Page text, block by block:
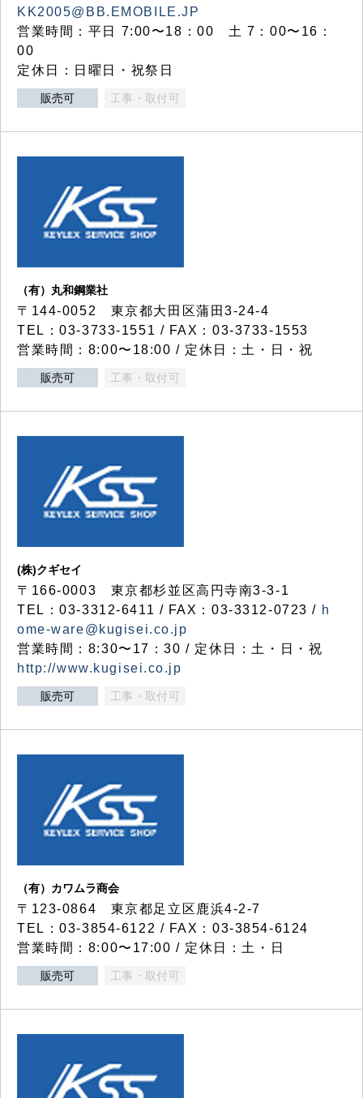
KK2005@BB.EMOBILE.JP
営業時間：平日 7:00〜18：00 土 7：00〜16：
00
定休日：日曜日・祝祭日
販売可 工事・取付可
（有）丸和鋼業社
〒144-0052 東京都大田区蒲田3-24-4
TEL：03-3733-1551 / FAX：03-3733-1553
営業時間：8:00〜18:00 / 定休日：土・日・祝
販売可 工事・取付可
(株)クギセイ
〒166-0003 東京都杉並区高円寺南3-3-1
TEL：03-3312-6411 / FAX：03-3312-0723 / h
ome-ware@kugisei.co.jp
営業時間：8:30〜17：30 / 定休日：土・日・祝
http://www.kugisei.co.jp
販売可 工事・取付可
（有）カワムラ商会
〒123-0864 東京都足立区鹿浜4-2-7
TEL：03-3854-6122 / FAX：03-3854-6124
営業時間：8:00〜17:00 / 定休日：土・日
販売可 工事・取付可